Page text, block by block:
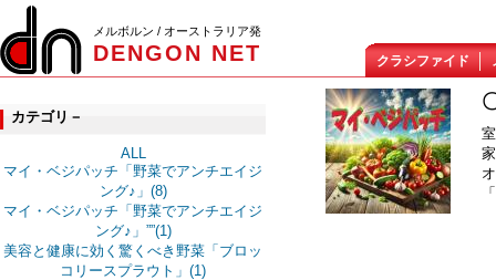
メルボルン / オーストラリア発
DENGON NET クラシファイド
カテゴリ－
ALL
マイ・ベジパッチ「野菜でアンチエイジ
ング♪」(8)
マイ・ベジパッチ「野菜でアンチエイジ
ング♪」””(1)
美容と健康に効く驚くべき野菜「ブロッ
コリースプラウト」(1)